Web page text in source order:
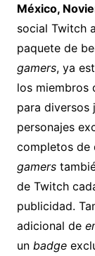
México,
social Twitch
paquete de
gamers, ya
los miembros
para diversos
personajes
completos de
gamers
de Twitch
publicidad.
adicional de
un badge